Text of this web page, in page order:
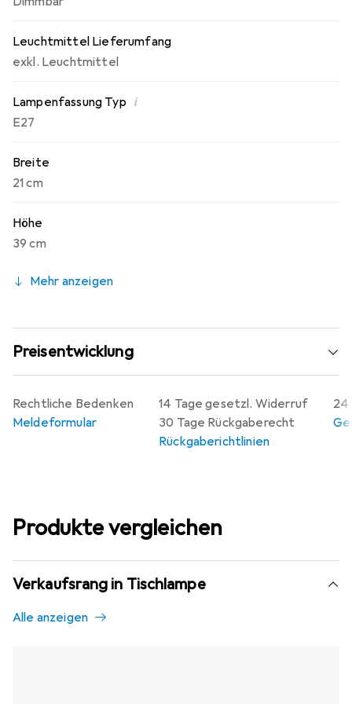
Leuchtmittel Lieferumfang
exkl. Leuchtmittel
Lampenfassung Typ i
E27
Breite
21 cm
Höhe
39 cm
Mehr anzeigen
Preisentwicklung
14 Tage gesetzl. Widerruf
30 Tage Rückgaberecht
Rückgaberichtlinien
24
Rechtliche Bedenken
Meldeformular
Produkte vergleichen
Verkaufsrang in Tischlampe
Alle anzeigen